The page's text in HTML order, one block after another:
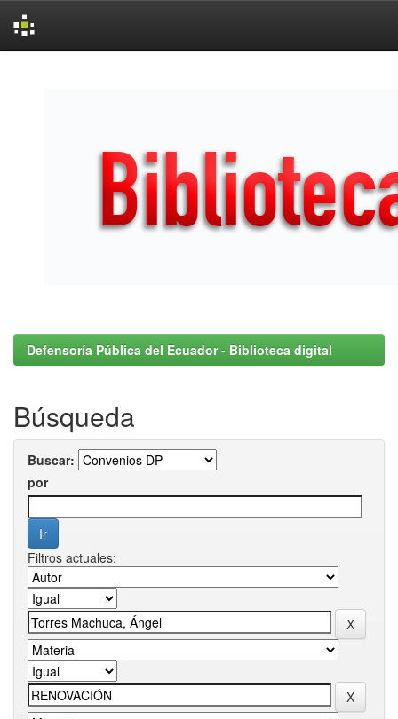
Defensoría Pública del Ecuador - Biblioteca digital
Búsqueda
Buscar:
por
Filtros actuales: